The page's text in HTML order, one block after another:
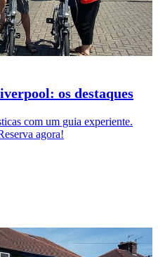
os destaques
com um guia experiente.
agora!